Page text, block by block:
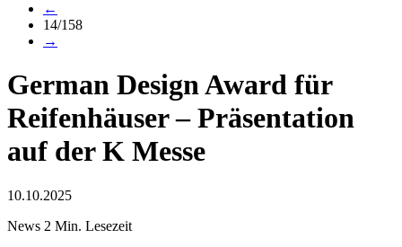
←
14/158
→
German Design Award für
Reifenhäuser – Präsentation
auf der K Messe
10.10.2025
News 2 Min. Lesezeit